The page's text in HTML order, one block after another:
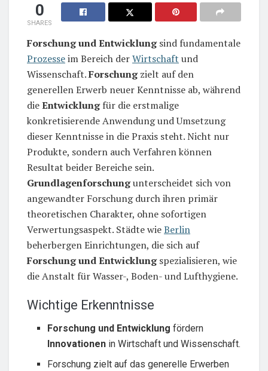
0
SHARES
Forschung und Entwicklungsind fundamentale
Prozesseim Bereich derWirtschaft und
Wissenschaft.Forschungzielt auf den
generellen Erwerb neuer Kenntnisse ab, während
dieEntwicklungfür die erstmalige
konkretisierende Anwendung und Umsetzung
dieser Kenntnisse in die Praxis steht. Nicht nur
Produkte, sondern auch Verfahren können
Resultat beider Bereiche sein.
Grundlagenforschungunterscheidet sich von
angewandter Forschung durch ihren primär
theoretischen Charakter, ohne sofortigen
Verwertungsaspekt. Städte wieBerlin
beherbergen Einrichtungen, die sich auf
Forschung und Entwicklungspezialisieren, wie
die Anstalt für Wasser-, Boden- und Lufthygiene.
Wichtige Erkenntnisse
Forschung und Entwicklung fördern
Innovationen in Wirtschaft und Wissenschaft.
Forschung zielt auf das generelle Erwerben